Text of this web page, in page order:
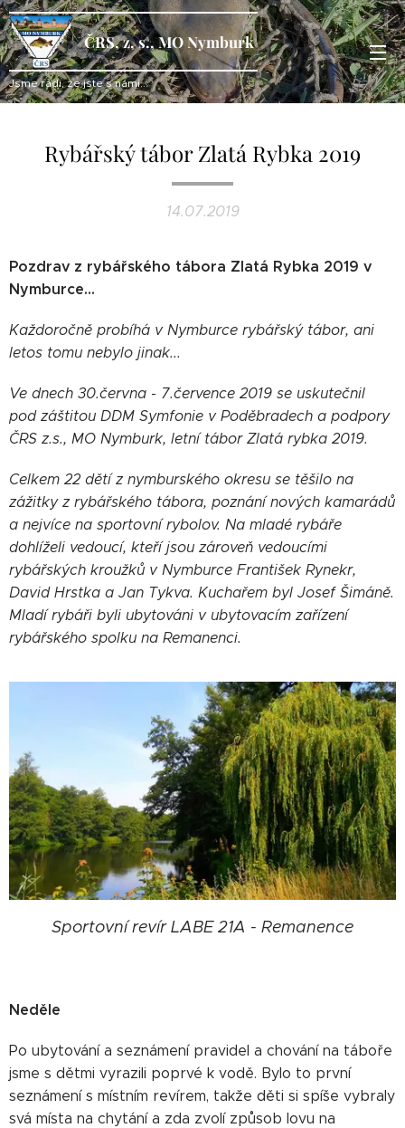
ČRS, z. s., MO Nymburk
Jsme rádi, že jste s námi...
Rybářský tábor Zlatá Rybka 2019
14.07.2019
Pozdrav z rybářského tábora Zlatá Rybka 2019 v
Nymburce...
Každoročně probíhá v Nymburce rybářský tábor, ani
letos tomu nebylo jinak...
Ve dnech 30.června - 7.července 2019 se uskutečnil
pod záštitou DDM Symfonie v Poděbradech a podpory
ČRS z.s., MO Nymburk, letní tábor Zlatá rybka 2019.
Celkem 22 dětí z nymburského okresu se těšilo na
zážitky z rybářského tábora, poznání nových kamarádů
a nejvíce na sportovní rybolov. Na mladé rybáře
dohlíželi vedoucí, kteří jsou zároveň vedoucími
rybářských kroužků v Nymburce František Rynekr,
David Hrstka a Jan Tykva. Kuchařem byl Josef Šimáně.
Mladí rybáři byli ubytováni v ubytovacím zařízení
rybářského spolku na Remanenci.
Sportovní revír LABE 21A - Remanence
Neděle
Po ubytování a seznámení pravidel a chování na táboře
jsme s dětmi vyrazili poprvé k vodě. Bylo to první
seznámení s místním revírem, takže děti si spíše vybraly
svá místa na chytání a zda zvolí způsob lovu na